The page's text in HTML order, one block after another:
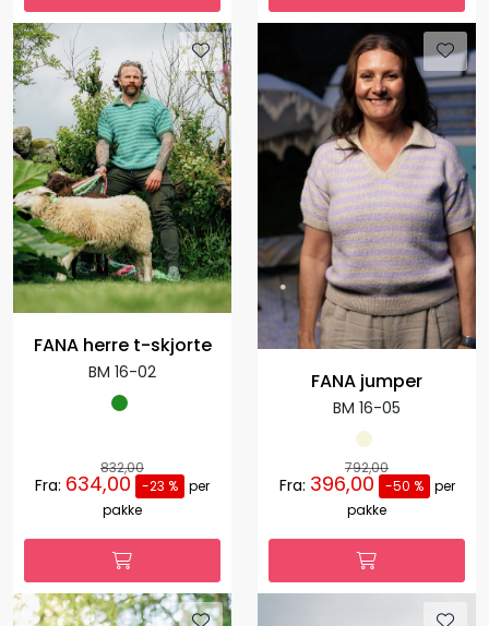
FANA herre t-skjorte
BM 16-02
832,00
Fra: 634,00 -23 % per
pakke
FANA jumper
BM 16-05
792,00
Fra: 396,00 -50 %
per
pakke